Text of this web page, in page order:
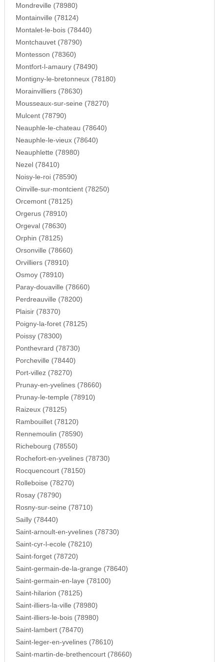
Mondreville (78980)
Montainville (78124)
Montalet-le-bois (78440)
Montchauvet (78790)
Montesson (78360)
Montfort-l-amaury (78490)
Montigny-le-bretonneux (78180)
Morainvilliers (78630)
Mousseaux-sur-seine (78270)
Mulcent (78790)
Neauphle-le-chateau (78640)
Neauphle-le-vieux (78640)
Neauphlette (78980)
Nezel (78410)
Noisy-le-roi (78590)
Oinville-sur-montcient (78250)
Orcemont (78125)
Orgerus (78910)
Orgeval (78630)
Orphin (78125)
Orsonville (78660)
Orvilliers (78910)
Osmoy (78910)
Paray-douaville (78660)
Perdreauville (78200)
Plaisir (78370)
Poigny-la-foret (78125)
Poissy (78300)
Ponthevrard (78730)
Porcheville (78440)
Port-villez (78270)
Prunay-en-yvelines (78660)
Prunay-le-temple (78910)
Raizeux (78125)
Rambouillet (78120)
Rennemoulin (78590)
Richebourg (78550)
Rochefort-en-yvelines (78730)
Rocquencourt (78150)
Rolleboise (78270)
Rosay (78790)
Rosny-sur-seine (78710)
Sailly (78440)
Saint-arnoult-en-yvelines (78730)
Saint-cyr-l-ecole (78210)
Saint-forget (78720)
Saint-germain-de-la-grange (78640)
Saint-germain-en-laye (78100)
Saint-hilarion (78125)
Saint-illiers-la-ville (78980)
Saint-illiers-le-bois (78980)
Saint-lambert (78470)
Saint-leger-en-yvelines (78610)
Saint-martin-de-brethencourt (78660)